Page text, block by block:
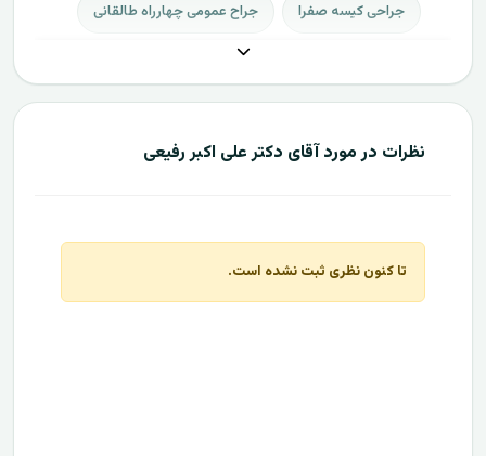
جراحی کیسه صفرا جراح عمومی چهارراه طالقانی
نظرات در مورد آقای دکتر علی اکبر رفیعی
تا کنون نظری ثبت نشده است.